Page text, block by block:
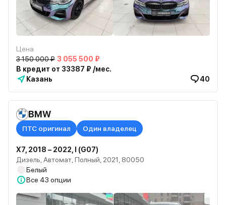
Цена
3 150 000 ₽ 3 055 500 ₽
В кредит от 33387 ₽ /мес.
Казань
40
BMW
ПТС оригинал Один владелец
X7, 2018 – 2022, I (G07)
Дизель, Автомат, Полный, 2021, 80050
Белый
Все 43 опции